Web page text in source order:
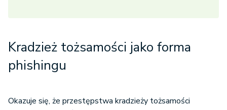
Kradzież tożsamości jako forma
phishingu
Okazuje się, że przestępstwa kradzieży tożsamości